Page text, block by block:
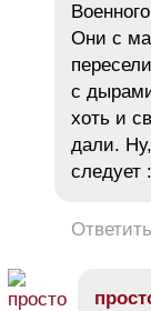
Они с
с
хоть и
дали.
следует
Ответить